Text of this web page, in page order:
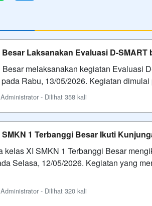
Laksanakan Evaluasi D-SMART
melaksanakan kegiatan Evaluasi
Rabu, 13/05/2026. Kegiatan
- Dilihat 358 kali
SMKN 1 Terbanggi Besar Ikuti
kelas XI SMKN 1 Terbanggi Besar
Selasa, 12/05/2026. Kegiatan yang
- Dilihat 320 kali